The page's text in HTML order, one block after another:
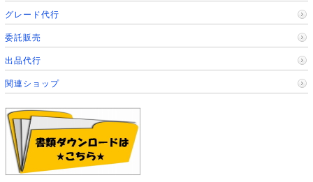
グレード代行
委託販売
出品代行
関連ショップ